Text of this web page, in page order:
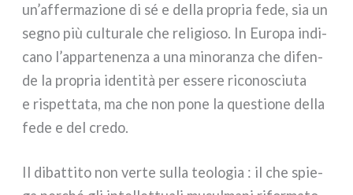
un’affermazione di sé e del­la pro­pria fede, sia un
segno più cul­tu­ra­le che reli­gio­so. In Europa indi­
ca­no l’appartenenza a una mino­ran­za che difen­
de la pro­pria iden­ti­tà per esse­re rico­no­sciu­ta
e rispet­ta­ta, ma che non pone la que­stio­ne del­la
fede e del cre­do.
Il dibat­ti­to non ver­te sul­la teo­lo­gia : il che spie­